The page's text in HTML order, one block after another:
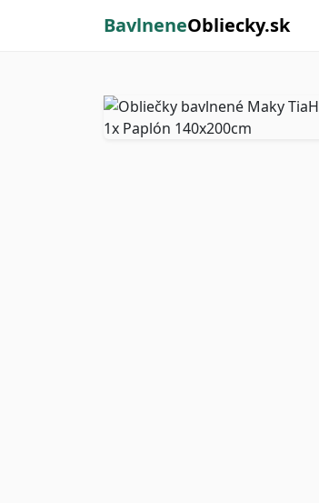
BavlneneObliecky.sk